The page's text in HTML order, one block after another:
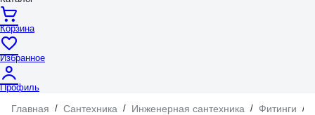
Корзина
Избранное
Профиль
Главная / Сантехника / Инженерная сантехника / Фитинги /